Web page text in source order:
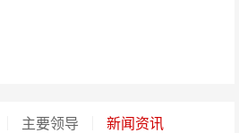
主要领导 新闻资讯